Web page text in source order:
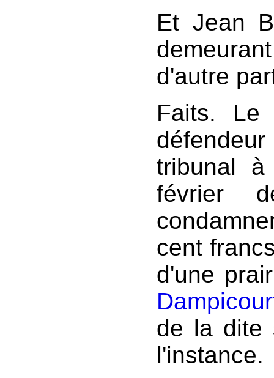
Et Jean
d'autre
Faits. Le
tribunal à
février
cent
d'une
de la dite
l'instance.